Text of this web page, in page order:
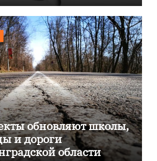
обновляют школы,
и дороги
области